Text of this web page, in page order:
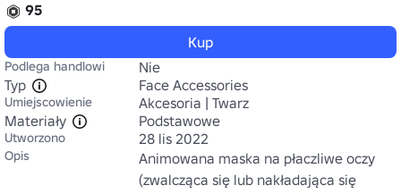
95
Kup
Podlega handlowi
Nie
Typ
Face Accessories
Umiejscowienie
Akcesoria | Twarz
Materiały
Podstawowe
Utworzono 28 lis 2022
Opis
Animowana maska na płaczliwe oczy
(zwalcząca się lub nakładająca się